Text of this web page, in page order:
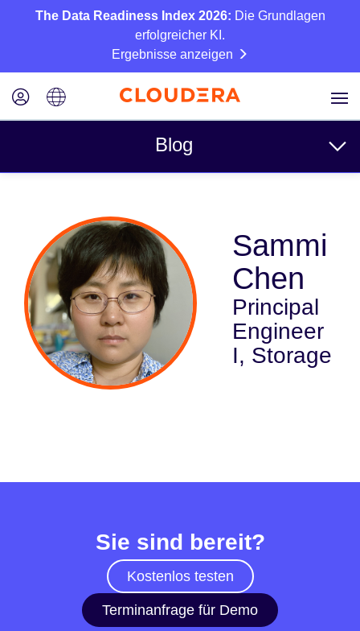
The Data Readiness Index 2026: Die Grundlagen
erfolgreicher KI.
Ergebnisse anzeigen
Blog
Business
Technisch
Partner
Kultur
Telekommunikation
Technologie
Sammi
Chen
Principal
Engineer
I, Storage
Sie sind bereit?
Kostenlos testen
Terminanfrage für Demo